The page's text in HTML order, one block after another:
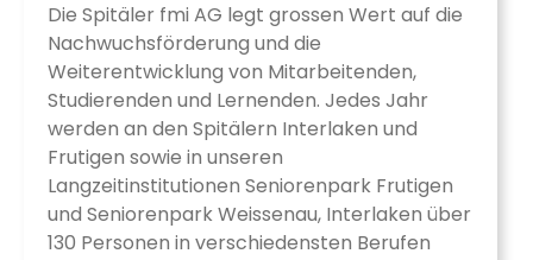
Die Spitäler fmi AG legt grossen Wert auf die
Nachwuchsförderung und die
Weiterentwicklung von Mitarbeitenden,
Studierenden und Lernenden. Jedes Jahr
werden an den Spitälern Interlaken und
Frutigen sowie in unseren
Langzeitinstitutionen Seniorenpark Frutigen
und Seniorenpark Weissenau, Interlaken über
130 Personen in verschiedensten Berufen